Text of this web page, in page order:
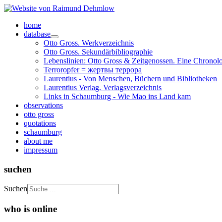
home
database
Otto Gross. Werkverzeichnis
Otto Gross. Sekundärbibliographie
Lebenslinien: Otto Gross & Zeitgenossen. Eine
Terroropfer = жертвы террора
Laurentius - Von Menschen, Büchern und Bibliotheken
Laurentius Verlag. Verlagsverzeichnis
Links in Schaumburg - Wie Mao ins Land kam
observations
otto gross
quotations
schaumburg
about me
impressum
suchen
Suchen
who is online